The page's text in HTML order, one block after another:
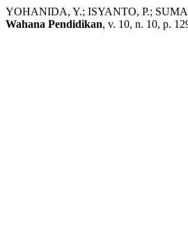
YOHANIDA, Y.; ISYANTO, P.;
Wahana Pendidikan, v. 10, n. 10, p.